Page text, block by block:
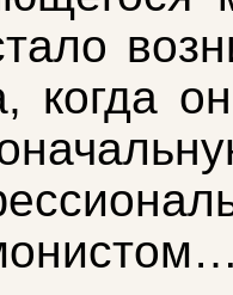
когда